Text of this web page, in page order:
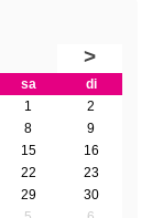
>
sa
di
1
2
8
9
15
16
22
23
29
30